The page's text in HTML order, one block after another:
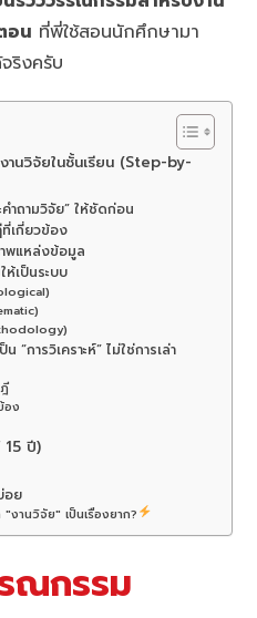
อน ที่พี่ใช้สอนนักศึกษามา
ริงครับ
านวิจัยในชั้นเรียน (Step-by-
ำถามวิจัย” ให้ชัดก่อน
เกี่ยวข้อง
าพแหล่งข้อมูล
เป็นระบบ
“การวิเคราะห์” ไม่ใช่การเล่า
อง
15 ปี)
อย
งานวิจัย" เป็นเรื่องยาก?
ณกรรม